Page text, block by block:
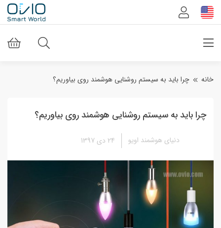
خانه چرا باید به سیستم روشنایی هوشمند روی بیاوریم؟
چرا باید به سیستم روشنایی هوشمند روی بیاوریم؟
دنیای هوشمند اویو